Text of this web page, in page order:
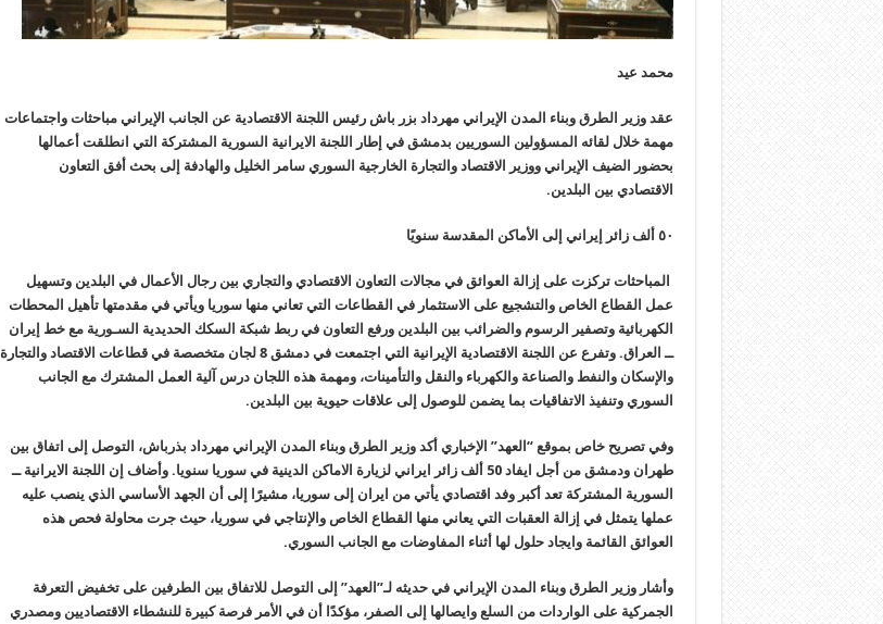
محمد عيد
عقد وزير الطرق وبناء المدن الإيراني مهرداد بزر باش رئيس اللجنة الاقتصادية عن الجانب الإيراني مباحثات واجتماعات
مهمة خلال لقائه المسؤولين السوريين بدمشق في إطار اللجنة الايرانية السورية المشتركة التي انطلقت أعمالها
بحضور الضيف الإيراني ووزير الاقتصاد والتجارة الخارجية السوري سامر الخليل والهادفة إلى بحث أفق التعاون
الاقتصادي بين البلدين.
٥٠ ألف زائر إيراني إلى الأماكن المقدسة سنويًا
المباحثات تركزت على إزالة العوائق في مجالات التعاون الاقتصادي والتجاري بين رجال الأعمال في البلدين وتسهيل
عمل القطاع الخاص والتشجيع على الاستثمار في القطاعات التي تعاني منها سوريا ويأتي في مقدمتها تأهيل المحطات
الكهربائية وتصفير الرسوم والضرائب بين البلدين ورفع التعاون في ربط شبكة السكك الحديدية السـورية مع خط إيران
ــ العراق. وتفرع عن اللجنة الاقتصادية الإيرانية التي اجتمعت في دمشق 8 لجان متخصصة في قطاعات الاقتصاد والتجارة
والإسكان والنفط والصناعة والكهرباء والنقل والتأمينات، ومهمة هذه اللجان درس آلية العمل المشترك مع الجانب
السوري وتنفيذ الاتفاقيات بما يضمن للوصول إلى علاقات حيوية بين البلدين.
وفي تصريح خاص بموقع “العهد” الإخباري أكد وزير الطرق وبناء المدن الإيراني مهرداد بذرباش، التوصل إلى اتفاق بين
طهران ودمشق من أجل ايفاد 50 ألف زائر ايراني لزيارة الاماكن الدينية في سوريا سنويا. وأضاف إن اللجنة الايرانية ــ
السورية المشتركة تعد أكبر وفد اقتصادي يأتي من ايران إلى سوريا، مشيرًا إلى أن الجهد الأساسي الذي ينصب عليه
عملها يتمثل في إزالة العقبات التي يعاني منها القطاع الخاص والإنتاجي في سوريا، حيث جرت محاولة فحص هذه
العوائق القائمة وايجاد حلول لها أثناء المفاوضات مع الجانب السوري.
وأشار وزير الطرق وبناء المدن الإيراني في حديثه لـ”العهد” إلى التوصل للاتفاق بين الطرفين على تخفيض التعرفة
الجمركية على الواردات من السلع وايصالها إلى الصفر، مؤكدًا أن في الأمر فرصة كبيرة للنشطاء الاقتصاديين ومصدري